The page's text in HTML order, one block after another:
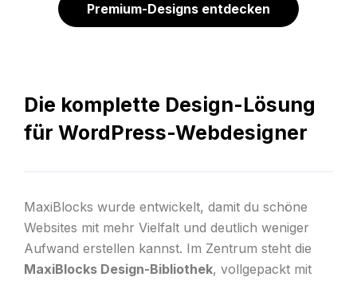
Premium-Designs entdecken
Die komplette Design-Lösung
für WordPress-Webdesigner
MaxiBlocks wurde entwickelt, damit du schöne
Websites mit mehr Vielfalt und deutlich weniger
Aufwand erstellen kannst. Im Zentrum steht die
MaxiBlocks Design-Bibliothek, vollgepackt mit